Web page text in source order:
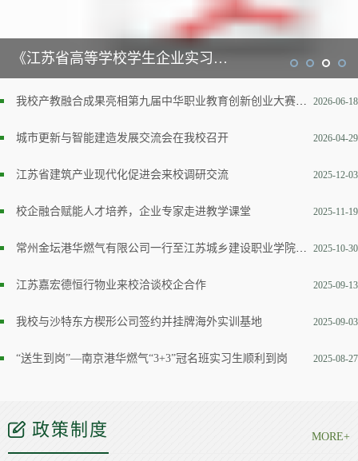
《江苏省高等学校学生企业实习管理规定》苏教规〔2025〕1号
2026-06-18
我校产教融合成果亮相第九届中华职业教育创新创业大赛全国现场总决赛闭幕式
2026-04-29
城市更新与智能建造发展交流会在我校召开
2025-12-03
江苏省建筑产业现代化促进会来校调研交流
2025-11-19
校企融合赋能人才培养，企业专家走进教学课堂
2025-10-30
常州金坛港华燃气有限公司一行至江苏城乡建设职业学院交流
2025-09-13
江苏嘉宏德恒行物业来校洽谈校企合作
2025-09-03
我校与沙特东方楔形公司签约并挂牌海外实训基地
2025-08-27
“送生到岗”—南京港华燃气“3+3”冠名班实习生顺利到岗
政策制度 MORE+